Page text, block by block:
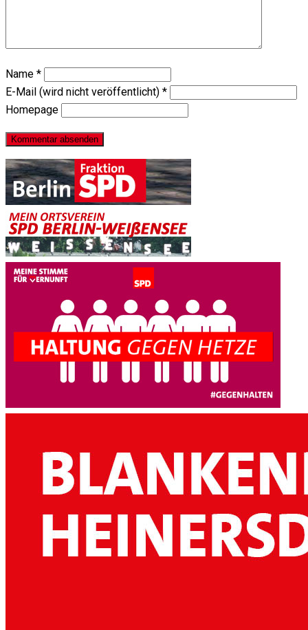
Name *
E-Mail (wird nicht veröffentlicht) *
Homepage